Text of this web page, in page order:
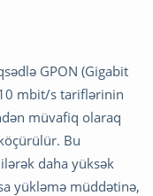
GPON (Gigabit
mbit/s tariflərinin
müvafiq olaraq
Bu
daha yüksək
yükləmə müddətinə,